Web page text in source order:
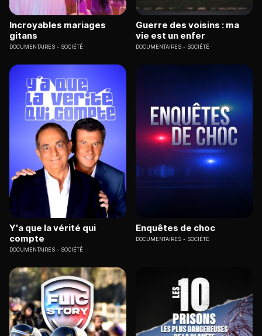
Incroyables mariages
gitans
DOCUMENTAIRES SOCIÉTÉ
Guerre des voisins : ma
vie est un enfer
DOCUMENTAIRES SOCIÉTÉ
Y'a que la vérité qui
compte
DOCUMENTAIRES SOCIÉTÉ
Enquêtes de choc
DOCUMENTAIRES SOCIÉTÉ